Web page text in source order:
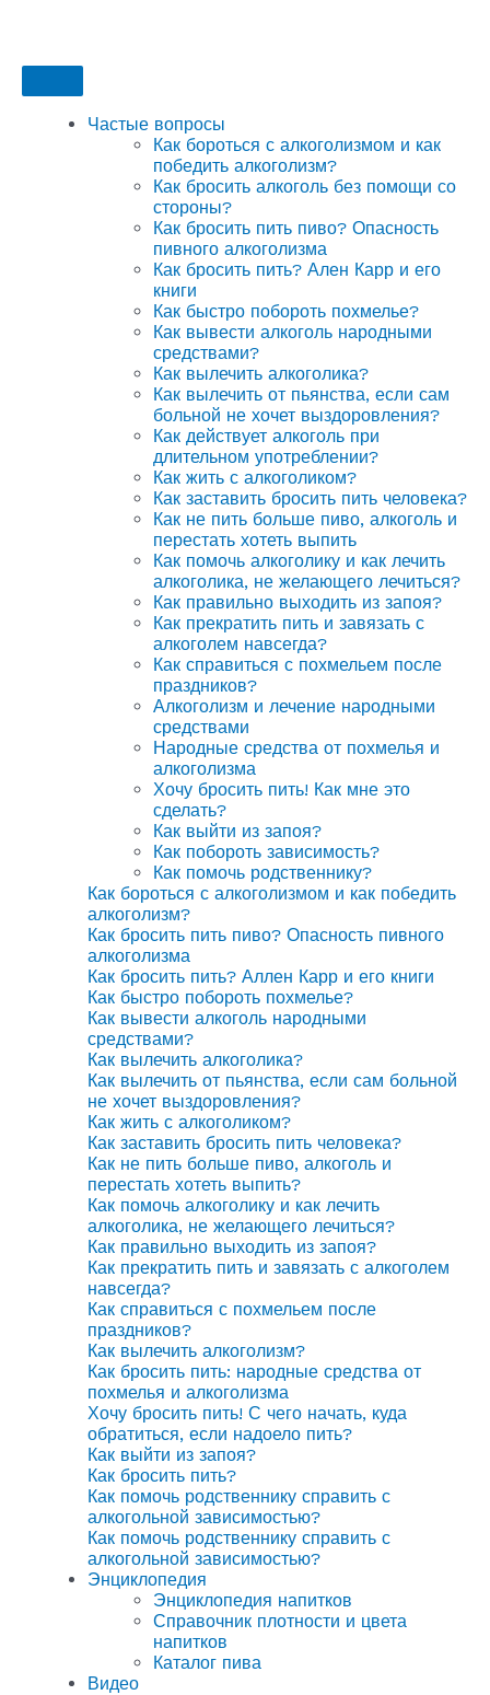
Частые вопросы
Как бороться с алкоголизмом и как
победить алкоголизм?
Как бросить алкоголь без помощи со
стороны?
Как бросить пить пиво? Опасность
пивного алкоголизма
Как бросить пить? Ален Карр и его
книги
Как быстро побороть похмелье?
Как вывести алкоголь народными
средствами?
Как вылечить алкоголика?
Как вылечить от пьянства, если сам
больной не хочет выздоровления?
Как действует алкоголь при
длительном употреблении?
Как жить с алкоголиком?
Как заставить бросить пить человека?
Как не пить больше пиво, алкоголь и
перестать хотеть выпить
Как помочь алкоголику и как лечить
алкоголика, не желающего лечиться?
Как правильно выходить из запоя?
Как прекратить пить и завязать с
алкоголем навсегда?
Как справиться с похмельем после
праздников?
Алкоголизм и лечение народными
средствами
Народные средства от похмелья и
алкоголизма
Хочу бросить пить! Как мне это
сделать?
Как выйти из запоя?
Как побороть зависимость?
Как помочь родственнику?
Как бороться с алкоголизмом и как победить
алкоголизм?
Как бросить пить пиво? Опасность пивного
алкоголизма
Как бросить пить? Аллен Карр и его книги
Как быстро побороть похмелье?
Как вывести алкоголь народными
средствами?
Как вылечить алкоголика?
Как вылечить от пьянства, если сам больной
не хочет выздоровления?
Как жить с алкоголиком?
Как заставить бросить пить человека?
Как не пить больше пиво, алкоголь и
перестать хотеть выпить?
Как помочь алкоголику и как лечить
алкоголика, не желающего лечиться?
Как правильно выходить из запоя?
Как прекратить пить и завязать с алкоголем
навсегда?
Как справиться с похмельем после
праздников?
Как вылечить алкоголизм?
Как бросить пить: народные средства от
похмелья и алкоголизма
Хочу бросить пить! С чего начать, куда
обратиться, если надоело пить?
Как выйти из запоя?
Как бросить пить?
Как помочь родственнику справить с
алкогольной зависимостью?
Как помочь родственнику справить с
алкогольной зависимостью?
Энциклопедия
Энциклопедия напитков
Справочник плотности и цвета
напитков
Каталог пива
Видео